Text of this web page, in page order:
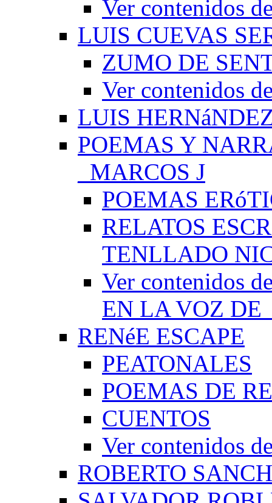
Ver contenidos
LUIS CUEVAS
ZUMO DE
Ver contenidos
LUIS
POEMAS Y
_MARCOS J
POEMAS
RELATOS
TENLLADO
Ver contenidos
EN LA VOZ DE
RENéE ESCAPE
PEATONALES
POEMAS DE
CUENTOS
Ver contenidos
ROBERTO